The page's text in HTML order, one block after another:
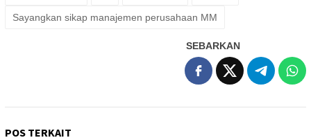
Sayangkan sikap manajemen perusahaan MM
SEBARKAN
POS TERKAIT